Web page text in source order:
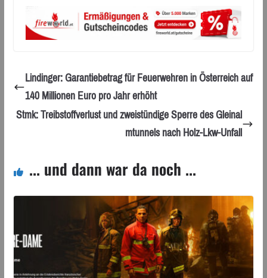
Lindinger: Garantiebetrag für Feuerwehren in Österreich auf
140 Millionen Euro pro Jahr erhöht
Stmk: Treibstoffverlust und zweistündige Sperre des Gleinal
mtunnels nach Holz-Lkw-Unfall
... und dann war da noch ...